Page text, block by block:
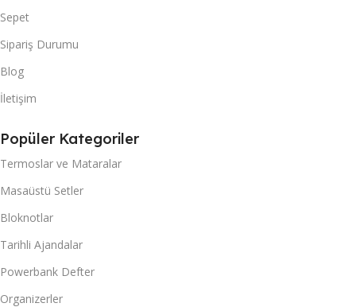
Sepet
Sipariş Durumu
Blog
İletişim
Popüler Kategoriler
Termoslar ve Mataralar
Masaüstü Setler
Bloknotlar
Tarihli Ajandalar
Powerbank Defter
Organizerler